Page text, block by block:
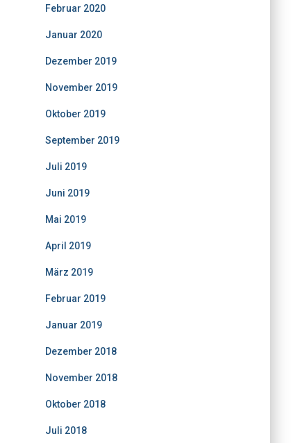
Februar 2020
Januar 2020
Dezember 2019
November 2019
Oktober 2019
September 2019
Juli 2019
Juni 2019
Mai 2019
April 2019
März 2019
Februar 2019
Januar 2019
Dezember 2018
November 2018
Oktober 2018
Juli 2018